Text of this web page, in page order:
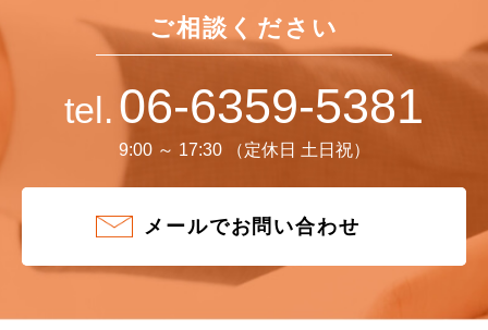
ご相談ください
tel. 06-6359-5381
9:00 ～ 17:30 （定休日 土日祝）
メールでお問い合わせ